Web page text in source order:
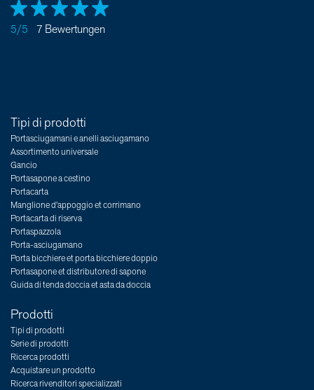
5/5 7 Bewertungen
Tipi di prodotti
Portasciugamani e anelli asciugamano
Assortimento universale
Gancio
Portasapone a cestino
Portacarta
Manglione d'appoggio et corrimano
Portacarta di riserva
Portaspazzola
Porta-asciugamano
Porta bicchiere et porta bicchiere doppio
Portasapone et distributore di sapone
Guida di tenda doccia et asta da doccia
Prodotti
Tipi di prodotti
Serie di prodotti
Ricerca prodotti
Acquistare un prodotto
Ricerca rivenditori specializzati